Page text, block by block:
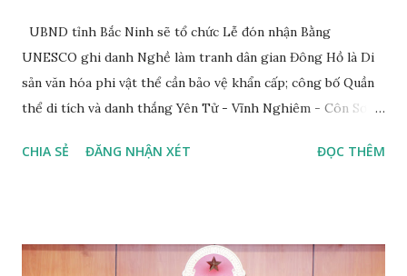
UBND tỉnh Bắc Ninh sẽ tổ chức Lễ đón nhận Bằng
UNESCO ghi danh Nghề làm tranh dân gian Đông Hồ là Di
sản văn hóa phi vật thể cần bảo vệ khẩn cấp; công bố Quần
thể di tích và danh thắng Yên Tử - Vĩnh Nghiêm - Côn Sơn,
miền di sản - 2026”. Chương trình dự kiến diễn ra lúc 20h
linh, triển lãm và trải nghiệm du lịch, nhằm tôn vinh di sản
CHIA SẺ ĐĂNG NHẬN XÉT ĐỌC THÊM